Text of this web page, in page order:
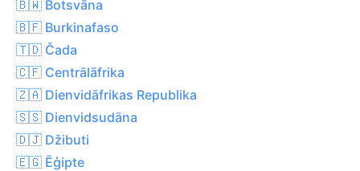
🇧🇼 Botsvāna
🇧🇫 Burkinafaso
🇹🇩 Čada
🇨🇫 Centrālāfrika
🇿🇦 Dienvidāfrikas Republika
🇸🇸 Dienvidsudāna
🇩🇯 Džibuti
🇪🇬 Ēģipte